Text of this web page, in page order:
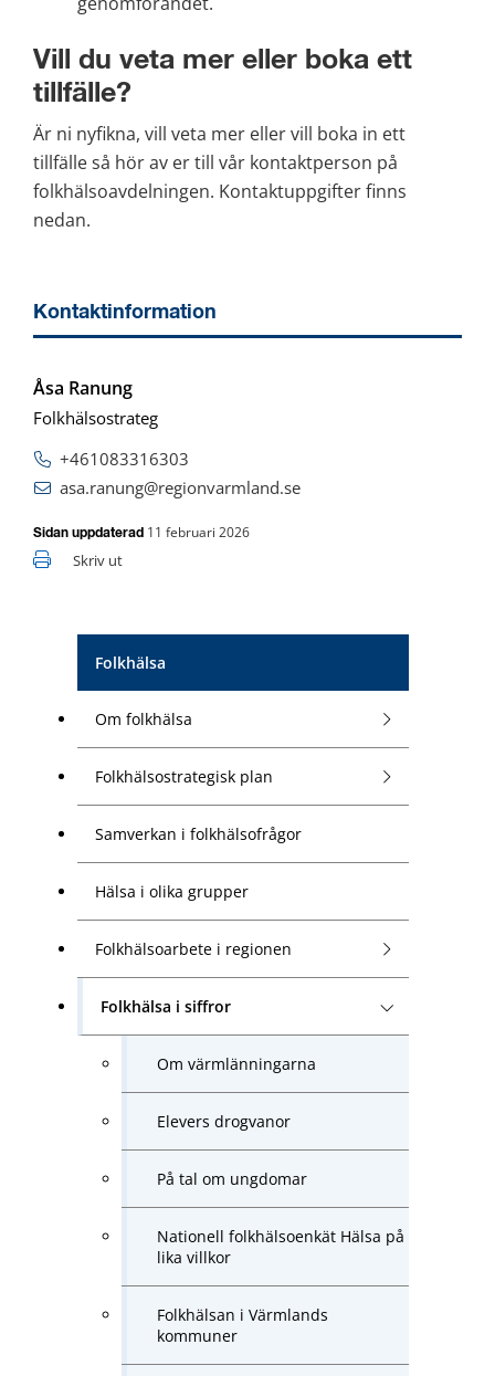
Folkhälsa
Om folkhälsa
Folkhälsostrategisk plan
Samverkan i folkhälsofrågor
Hälsa i olika grupper
Folkhälsoarbete i regionen
Folkhälsa i siffror
Om värmlänningarna
Elevers drogvanor
På tal om ungdomar
Nationell folkhälsoenkät Hälsa på
lika villkor
Folkhälsan i Värmlands
kommuner
Vill du veta mer eller boka ett
tillfälle?
Är ni nyfikna, vill veta mer eller vill boka in ett
tillfälle så hör av er till vår kontaktperson på
folkhälsoavdelningen. Kontaktuppgifter finns
nedan.
Kontaktinformation
Åsa Ranung
Folkhälsostrateg
+461083316303
asa.ranung@regionvarmland.se
Sidan uppdaterad 11 februari 2026
Skriv ut